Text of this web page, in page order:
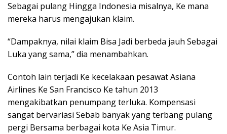
Sebagai pulang Hingga Indonesia misalnya, Ke mana
mereka harus mengajukan klaim.
“Dampaknya, nilai klaim Bisa Jadi berbeda jauh Sebagai
Luka yang sama,” dia menambahkan.
Contoh lain terjadi Ke kecelakaan pesawat Asiana
Airlines Ke San Francisco Ke tahun 2013
mengakibatkan penumpang terluka. Kompensasi
sangat bervariasi Sebab banyak yang terbang pulang
pergi Bersama berbagai kota Ke Asia Timur.